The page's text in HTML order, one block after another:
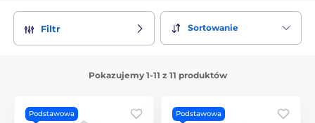
Filtr Sortowanie
Pokazujemy 1-11 z 11 produktów
Podstawowa Podstawowa